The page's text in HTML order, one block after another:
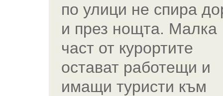
по улици не спира
и през нощта. Малка
част от курортите
остават работещи и
имащи туристи към